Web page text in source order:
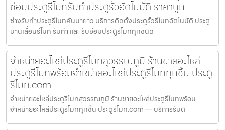
ซ่อมประตูรีโมทรับทำประตูรั้วอัตโนมัติ ราคาถูก
ช่างรับทำประตูรีโมทคันนายาว บริการติดตั้งประตูรั้วรีโมทอัตโนมัติ ประตู
บานเลื่อนรีโมท รับทำ และ รับซ่อมประตูรีโมททุกชนิด
จำหน่ายอะไหล่ประตูรีโมทสุวรรณภูมิ ร้านขายอะไหล่
ประตูรีโมทพร้อมจำหน่ายอะไหล่ประตูรีโมททุกชิ้น ประตู
รีโมท.com
จำหน่ายอะไหล่ประตูรีโมทสุวรรณภูมิ ร้านขายอะไหล่ประตูรีโมทพร้อม
จำหน่ายอะไหล่ประตูรีโมททุกชิ้น ประตูรีโมท.com — บริการรับต